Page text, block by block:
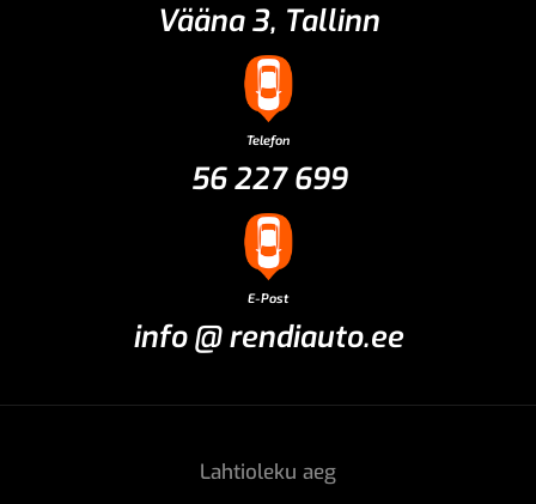
Vääna 3, Tallinn
Telefon
56 227 699
E-Post
info @ rendiauto.ee
Lahtioleku aeg